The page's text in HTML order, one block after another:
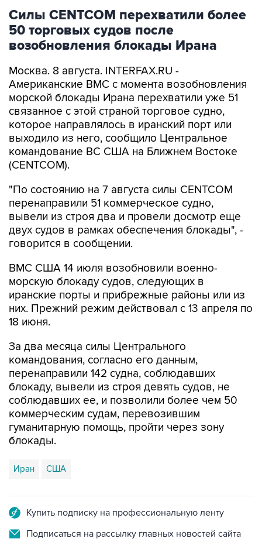
Силы CENTCOM перехватили более
50 торговых судов после
возобновления блокады Ирана
Москва. 8 августа. INTERFAX.RU -
Американские ВМС с момента возобновления
морской блокады Ирана перехватили уже 51
связанное с этой страной торговое судно,
которое направлялось в иранский порт или
выходило из него, сообщило Центральное
командование ВС США на Ближнем Востоке
(CENTCOM).
"По состоянию на 7 августа силы CENTCOM
перенаправили 51 коммерческое судно,
вывели из строя два и провели досмотр еще
двух судов в рамках обеспечения блокады", -
говорится в сообщении.
ВМС США 14 июля возобновили военно-
морскую блокаду судов, следующих в
иранские порты и прибрежные районы или из
них. Прежний режим действовал с 13 апреля по
18 июня.
За два месяца силы Центрального
командования, согласно его данным,
перенаправили 142 судна, соблюдавших
блокаду, вывели из строя девять судов, не
соблюдавших ее, и позволили более чем 50
коммерческим судам, перевозившим
гуманитарную помощь, пройти через зону
блокады.
Иран США
Купить подписку на профессиональную ленту
Подписаться на рассылку главных новостей сайта